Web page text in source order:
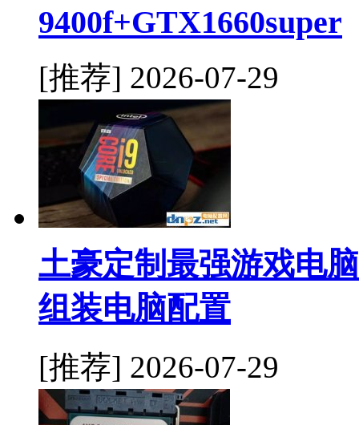
9400f+GTX1660super
[推荐] 2026-07-29
土豪定制最强游戏电
组装电脑配置
[推荐] 2026-07-29